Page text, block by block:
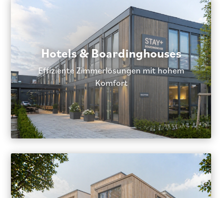
Hotels & Boardinghouses
Effiziente Zimmerlösungen mit hohem
Komfort